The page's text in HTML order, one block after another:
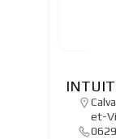
et-